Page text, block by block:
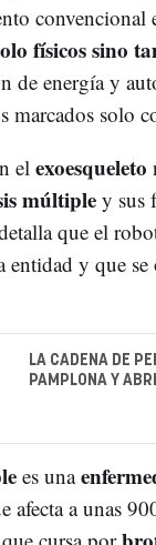
convencional
físicos sino
de energía y
marcados solo
el exoesqueleto
múltiple y sus
que el
y que se
LA CADENA DE
PAMPLONA Y
es una
afecta a unas